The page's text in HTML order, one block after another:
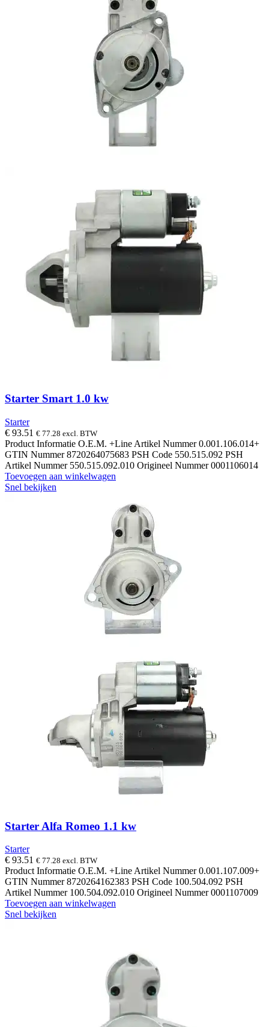
Starter Smart 1.0 kw
Starter
€ 93.51 € 77.28 excl. BTW
Product Informatie O.E.M. +Line Artikel Nummer 0.001.106.014+
GTIN Nummer 8720264075683 PSH Code 550.515.092 PSH
Artikel Nummer 550.515.092.010 Origineel Nummer 0001106014
Toevoegen aan winkelwagen
Snel bekijken
Starter Alfa Romeo 1.1 kw
Starter
€ 93.51 € 77.28 excl. BTW
Product Informatie O.E.M. +Line Artikel Nummer 0.001.107.009+
GTIN Nummer 8720264162383 PSH Code 100.504.092 PSH
Artikel Nummer 100.504.092.010 Origineel Nummer 0001107009
Toevoegen aan winkelwagen
Snel bekijken